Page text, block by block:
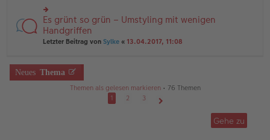
a
g
er
B
ei
tr
u
n
g
el
es
er
B
rs
te
r
u
g
el
es
Es grünt so grün – Umstyling mit wenigen
Handgriffen
Letzter Beitrag von Sylke « 13.04.2017, 11:08
Neues Thema
Themen als gelesen markieren• 76 Themen
1
2
3
Gehe zu